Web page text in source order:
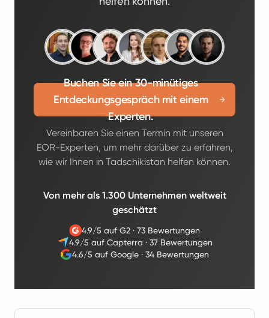
Buchen Sie ein 30-minütiges
Entdeckungsgespräch mit einem
Experten.
Vereinbaren Sie einen Termin mit unseren
EOR-Experten, um mehr darüber zu erfahren,
wie wir Ihnen in Tadschikistan helfen können.
Von mehr als 1.300 Unternehmen weltweit
geschätzt
4.9/5 auf G2· 73 Bewertungen
4.9/5 auf Capterra · 37 Bewertungen
4.6/5 auf Google ·34 Bewertungen